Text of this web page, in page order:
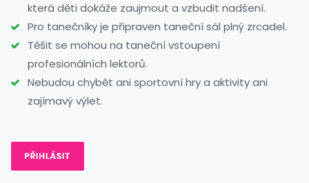
která děti dokáže zaujmout a vzbudit nadšení.
Pro tanečníky je připraven taneční sál plný zrcadel.
Těšit se mohou na taneční vstoupení
profesionálních lektorů.
Nebudou chybět ani sportovní hry a aktivity ani
zajímavý výlet.